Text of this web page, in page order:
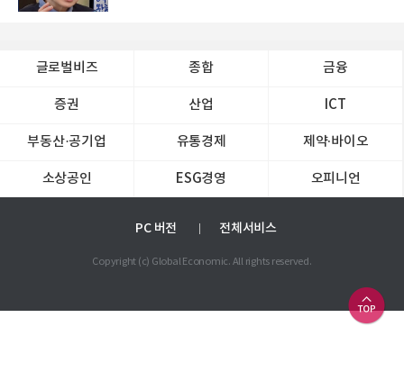
글로벌비즈 종합 금융
증권 산업 ICT
부동산·공기업 유통경제 제약∙바이오
소상공인 ESG경영 오피니언
PC 버전 전체서비스
Copyright (c) Global Economic. All rights reserved.